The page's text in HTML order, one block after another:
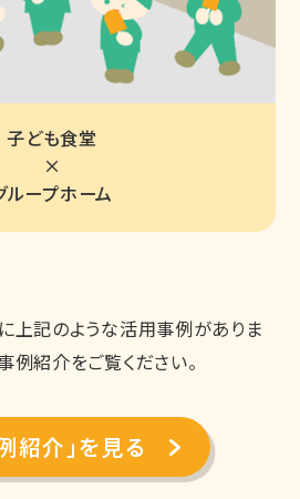
子ども食堂
×
ループホーム
上記のような活用事例がありま
例紹介をご覧ください。
紹介」を見る